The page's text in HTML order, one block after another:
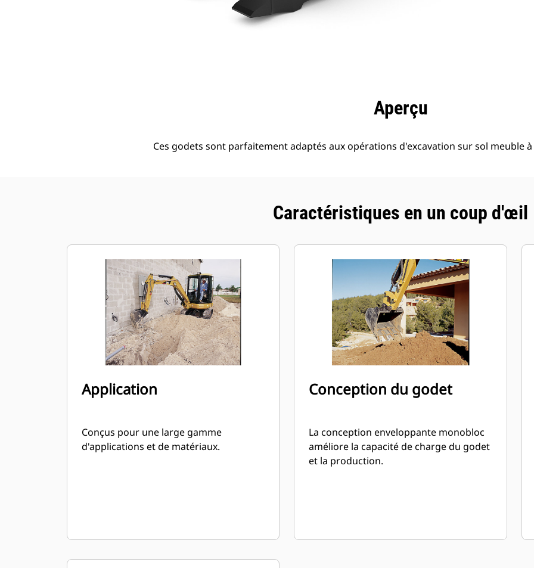
Aperçu
Ces godets sont parfaitement adaptés aux opérations d'excavation sur sol meuble
Caractéristiques en un coup d'œil
Application
Conçus pour une large gamme
d'applications et de matériaux.
Conception du godet
La conception enveloppante monobloc
améliore la capacité de charge du godet
et la production.